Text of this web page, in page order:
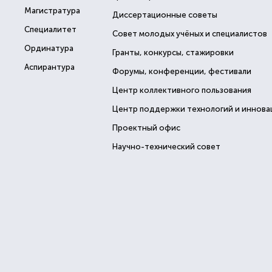
Магистратура
Специалитет
Ординатура
Аспирантура
Диссертационные советы
Совет молодых учёных и специалистов
Гранты, конкурсы, стажировки
Форумы, конференции, фестивали
Центр коллективного пользования
Центр поддержки технологий и
Проектный офис
Научно-технический совет